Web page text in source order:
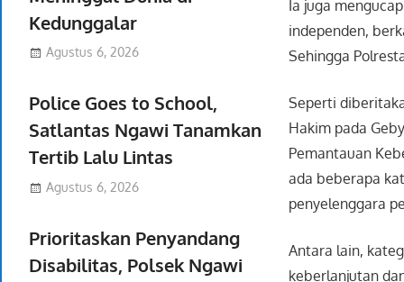
Ia juga
independen,
Sehingga
Seperti
Hakim pada
Pemantauan
ada beberapa
penyelenggara
Antara lain,
keberlanjutan
Kedunggalar
Agustus 6, 2026
Police Goes to School,
Satlantas Ngawi Tanamkan
Tertib Lalu Lintas
Agustus 6, 2026
Prioritaskan Penyandang
Disabilitas, Polsek Ngawi